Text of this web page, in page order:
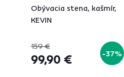
Obývacia stena, kašmír,
KEVIN
159 €
99,90 € -37%